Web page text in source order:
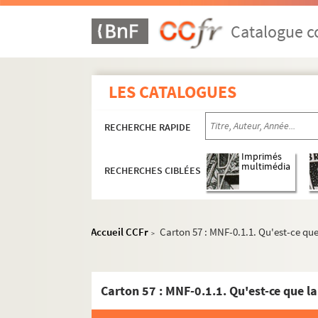
Catalogue
LES CATALOGUES
RECHERCHE RAPIDE
RECHERCHES CIBLÉES
Imprimés
multimédia
Accueil CCFr > Carton 57 : MNF-0.1.1. Qu'est-ce
Carton 57 : MNF-0.1.1. Qu'est-ce que
Cartons 16 et 17 : MR. 2 - Régional
Carton 18 : ML. 3 - Local
Carton 20 : MNA - 2 à MNO-1. Fonds Dinah
Carton 23 : MNT à MNY. Fonds Fernande